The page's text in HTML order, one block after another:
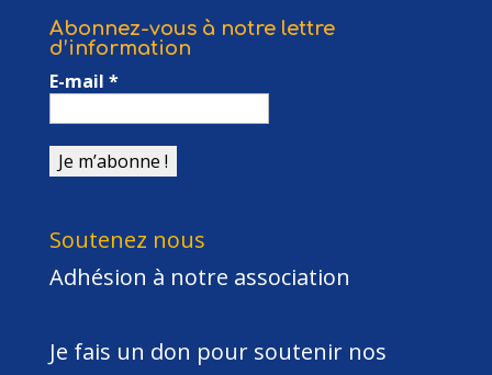
Abonnez-vous à notre lettre
d’information
E-mail *
Soutenez nous
Adhésion à notre association
Je fais un don pour soutenir nos